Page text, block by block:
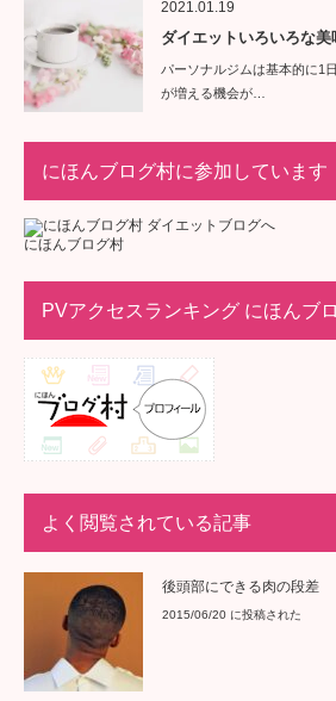
2021.01.19
ダイエットいろいろな美
パーソナルジムは基本的に1
が増える機会が…
にほんブログ村に参加しています
にほんブログ村
PVアクセスランキング にほんブ
よく閲覧されている記事
後頭部にできる肉の段差
2015/06/20 に投稿された